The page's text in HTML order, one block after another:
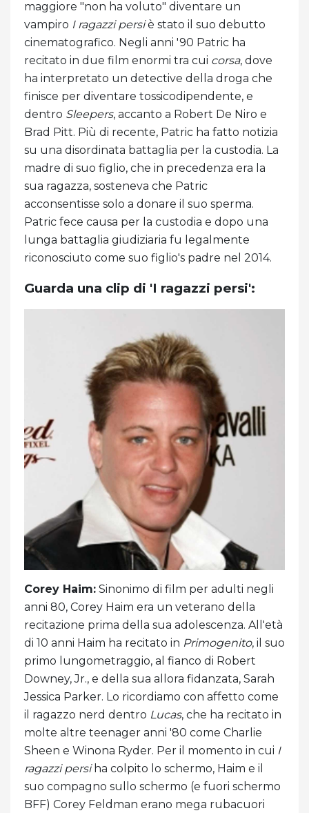
maggiore "non ha voluto" diventare un
vampiro I ragazzi persiè stato il suo debutto
cinematografico. Negli anni '90 Patric ha
recitato in due film enormi tra cui corsa, dove
ha interpretato un detective della droga che
finisce per diventare tossicodipendente, e
dentro Sleepers, accanto a Robert De Niro e
Brad Pitt. Più di recente, Patric ha fatto notizia
su una disordinata battaglia per la custodia. La
madre di suo figlio, che in precedenza era la
sua ragazza, sosteneva che Patric
acconsentisse solo a donare il suo sperma.
Patric fece causa per la custodia e dopo una
lunga battaglia giudiziaria fu legalmente
riconosciuto come suo figlio's padre nel 2014.
Guarda una clip di 'I ragazzi persi':
Corey Haim: Sinonimo di film per adulti negli
anni 80, Corey Haim era un veterano della
recitazione prima della sua adolescenza. All'età
di 10 anni Haim ha recitato in Primogenito, il suo
primo lungometraggio, al fianco di Robert
Downey, Jr., e della sua allora fidanzata, Sarah
Jessica Parker. Lo ricordiamo con affetto come
il ragazzo nerd dentro Lucas, che ha recitato in
molte altre teenager anni '80 come Charlie
Sheen e Winona Ryder. Per il momento in cui I
ragazzi persiha colpito lo schermo, Haim e il
suo compagno sullo schermo (e fuori schermo
BFF) Corey Feldman erano mega rubacuori